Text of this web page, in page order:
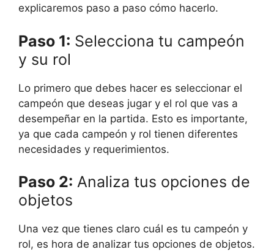
explicaremos paso a paso cómo hacerlo.
Paso 1: Selecciona tu campeón
y su rol
Lo primero que debes hacer es seleccionar el
campeón que deseas jugar y el rol que vas a
desempeñar en la partida. Esto es importante,
ya que cada campeón y rol tienen diferentes
necesidades y requerimientos.
Paso 2: Analiza tus opciones de
objetos
Una vez que tienes claro cuál es tu campeón y
rol, es hora de analizar tus opciones de objetos.